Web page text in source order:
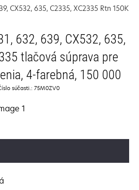
CX532, 635, C2335, XC2335 Rtn 150K
632, 639, CX532, 635,
tlačová súprava pre
4-farebná, 150 000
súčasti.: 75M0ZV0